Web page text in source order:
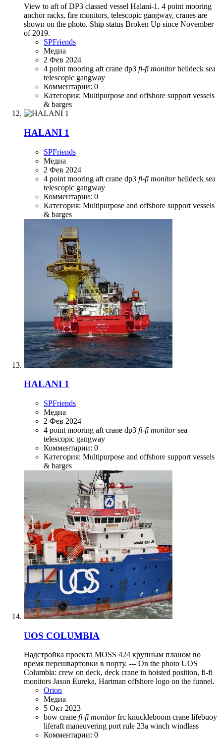
View to aft of DP3 classed vessel Halani-1. 4 point mooring
anchor racks, fire monitors, telescopic gangway, cranes are
shown on the photo. Ship status Broken Up since November
of 2019.
SPFriends
Медиа
2 Фев 2024
4 point mooring aft crane dp3 fi-fi monitor helideck sea
telescopic gangway
Комментарии: 0
Категория: Multipurpose and offshore support vessels
& barges
HALANI 1
SPFriends
Медиа
2 Фев 2024
4 point mooring aft crane dp3 fi-fi monitor helideck sea
telescopic gangway
Комментарии: 0
Категория: Multipurpose and offshore support vessels
& barges
HALANI 1
SPFriends
Медиа
2 Фев 2024
4 point mooring aft crane dp3 fi-fi monitor sea
telescopic gangway
Комментарии: 0
Категория: Multipurpose and offshore support vessels
& barges
UOS COLUMBIA
Надстройка проекта MOSS 424 крупным планом во
время перешвартовки в порту. --- On the photo UOS
Columbia: crew on deck, deck crane in hoisted position, fi-fi
monitors Jason Eureka, Hartman offshore logo on the funnel.
Orion
Медиа
5 Окт 2023
bow crane fi-fi monitor frc knuckleboom crane lifebuoy
liferaftmaneuvering portrule 23a winch windlass
Комментарии: 0